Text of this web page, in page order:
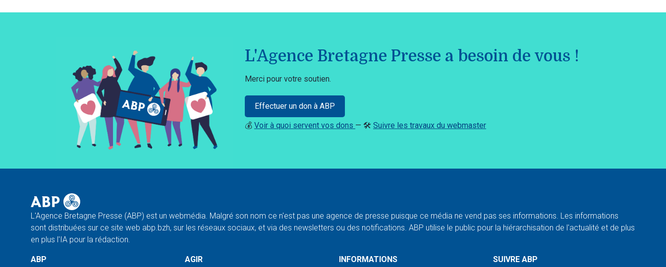
L'Agence Bretagne Presse a besoin de vous !
Merci pour votre soutien.
Effectuer un don à ABP
💰 Voir à quoi servent vos dons — 🛠️ Suivre les travaux du webmaster
L'Agence Bretagne Presse (ABP) est un webmédia. Malgré son nom ce n'est pas une agence de presse puisque ce média ne vend pas ses informations. Les informations
sont distribuées sur ce site web abp.bzh, sur les réseaux sociaux, et via des newsletters ou des notifications. ABP utilise le public pour la hiérarchisation de l'actualité et de plus
en plus l'IA pour la rédaction.
ABP AGIR INFORMATIONS SUIVRE ABP